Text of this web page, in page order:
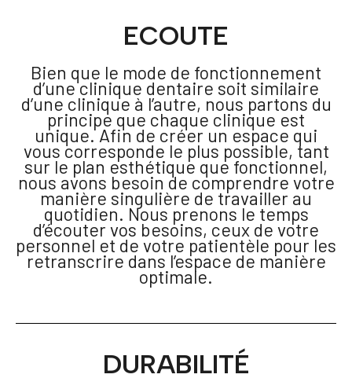
ECOUTE
Bien que le mode de fonctionnement
d’une clinique dentaire soit similaire
d’une clinique à l’autre, nous partons du
principe que chaque clinique est
unique. Afin de créer un espace qui
vous corresponde le plus possible, tant
sur le plan esthétique que fonctionnel,
nous avons besoin de comprendre votre
manière singulière de travailler au
quotidien. Nous prenons le temps
d’écouter vos besoins, ceux de votre
personnel et de votre patientèle pour les
retranscrire dans l’espace de manière
optimale.
DURABILITÉ